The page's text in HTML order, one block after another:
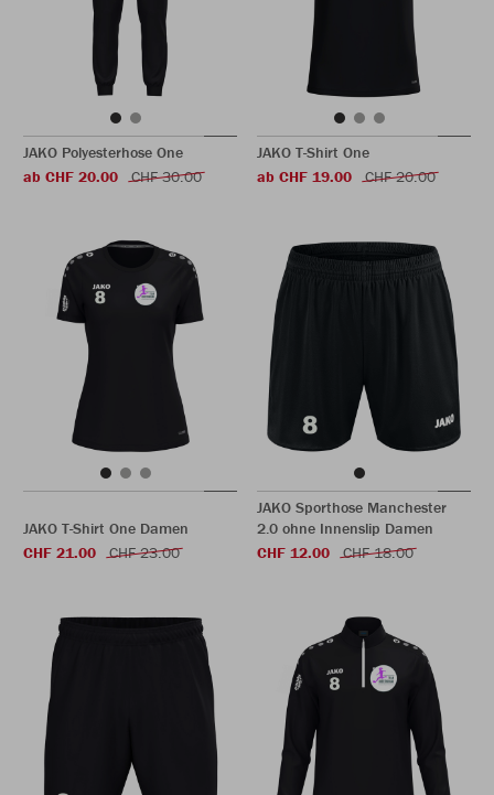
JAKO Polyesterhose One
ab CHF 20.00
CHF 30.00
JAKO T-Shirt One
ab CHF 19.00
CHF 20.00
JAKO T-Shirt One Damen
CHF 21.00
CHF 23.00
JAKO Sporthose Manchester
2.0 ohne Innenslip Damen
CHF 12.00
CHF 18.00